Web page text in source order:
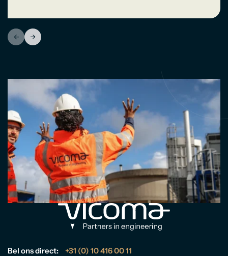
Bel ons direct:
+31 (0) 10 416 00 11